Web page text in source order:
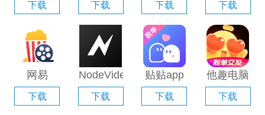
「含模拟
器」
下载
「含模拟
下载
模拟器」
下载
脑版「含
模拟器」
下载
网易
Filmly电
脑版「含
下载
NodeVideo
电脑版
「含模拟
下载
贴贴app
电脑版
「含模拟
下载
他趣电脑
版「含模
拟器」
下载